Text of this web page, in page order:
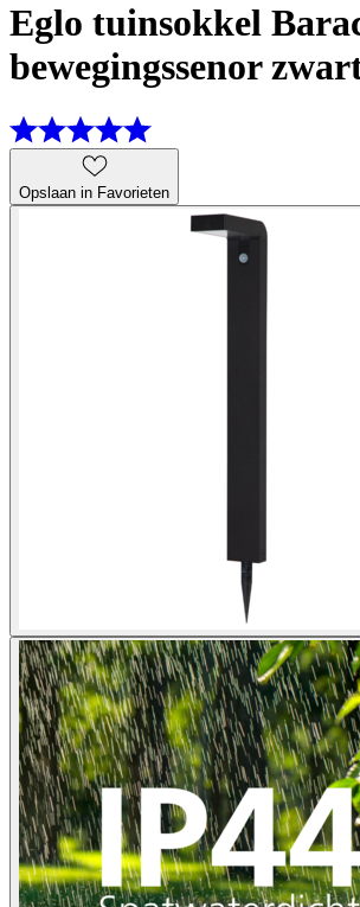
Eglo tuinsokkel
bewegingssenor
Opslaan in Favorieten